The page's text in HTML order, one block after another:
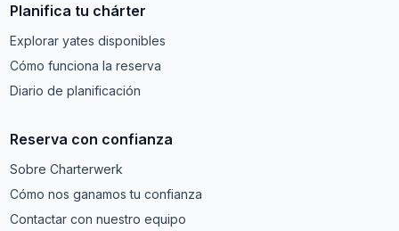
Planifica tu chárter
Explorar yates disponibles
Cómo funciona la reserva
Diario de planificación
Reserva con confianza
Sobre Charterwerk
Cómo nos ganamos tu confianza
Contactar con nuestro equipo